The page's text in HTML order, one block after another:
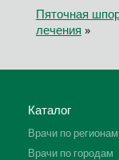
Пяточная
лечения »
Каталог
Врачи по регионам
Врачи по городам